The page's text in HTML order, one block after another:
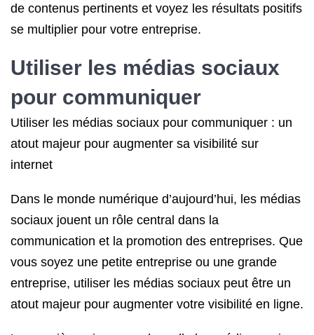
de contenus pertinents et voyez les résultats positifs
se multiplier pour votre entreprise.
Utiliser les médias sociaux
pour communiquer
Utiliser les médias sociaux pour communiquer : un
atout majeur pour augmenter sa visibilité sur
internet
Dans le monde numérique d’aujourd’hui, les médias
sociaux jouent un rôle central dans la
communication et la promotion des entreprises. Que
vous soyez une petite entreprise ou une grande
entreprise, utiliser les médias sociaux peut être un
atout majeur pour augmenter votre visibilité en ligne.